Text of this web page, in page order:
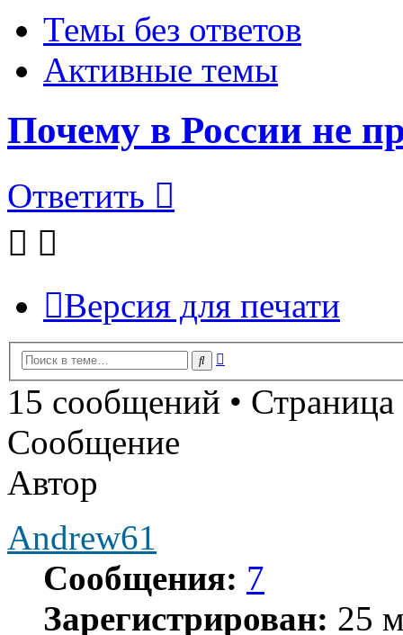
Темы без ответов
Активные темы
Почему в России не
Ответить
Версия для печати
Поиск
15 сообщений • Страница
Сообщение
Автор
Andrew61
Сообщения: 7
Зарегистрирован: 25